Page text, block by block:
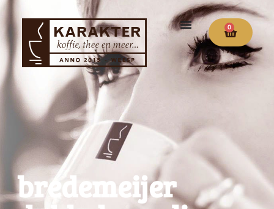
0
bredemeijer